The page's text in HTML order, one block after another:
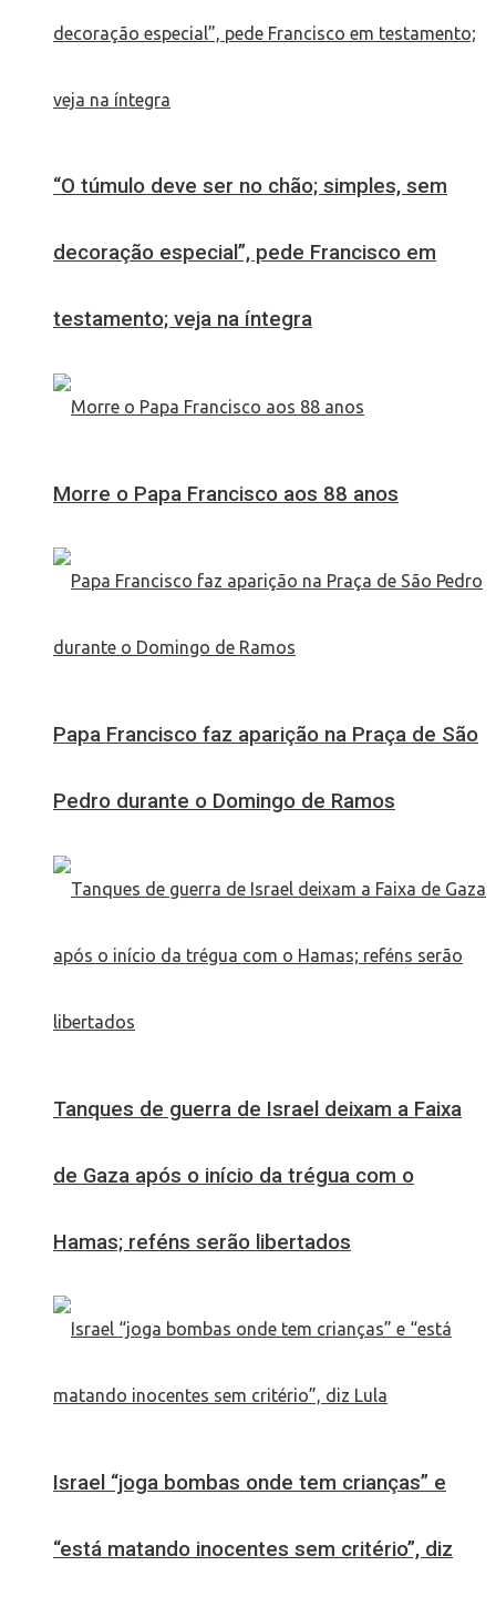
“O túmulo deve ser no chão; simples, sem
decoração especial”, pede Francisco em
testamento; veja na íntegra
Morre o Papa Francisco aos 88 anos
Papa Francisco faz aparição na Praça de São
Pedro durante o Domingo de Ramos
Tanques de guerra de Israel deixam a Faixa
de Gaza após o início da trégua com o
Hamas; reféns serão libertados
Israel “joga bombas onde tem crianças” e
“está matando inocentes sem critério”, diz